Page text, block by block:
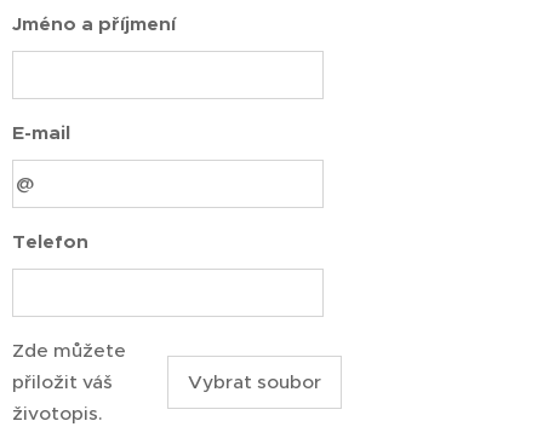
Jméno a příjmení
E-mail
Telefon
Zde můžete
přiložit váš
životopis.
Vybrat soubor